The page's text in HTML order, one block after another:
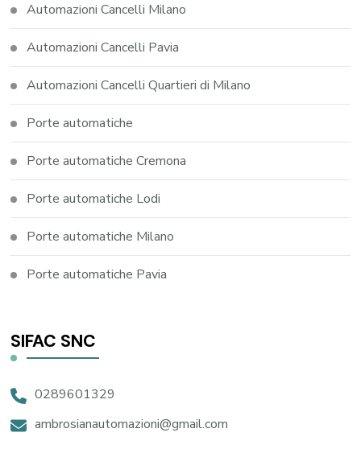
Automazioni Cancelli Milano
Automazioni Cancelli Pavia
Automazioni Cancelli Quartieri di Milano
Porte automatiche
Porte automatiche Cremona
Porte automatiche Lodi
Porte automatiche Milano
Porte automatiche Pavia
SIFAC SNC
0289601329
ambrosianautomazioni@gmail.com